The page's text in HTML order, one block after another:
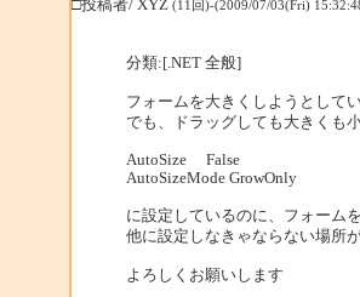
□投稿者/ XYZ (11回)-(2009/07/03(Fri)
分類:[.NET 全般]
フォームを大きくしようとしてい
でも、ドラッグしても大きくも
AutoSize False
AutoSizeMode GrowOnly
に設定しているのに、フォーム
他に設定しなきゃならない場所
よろしくお願いします